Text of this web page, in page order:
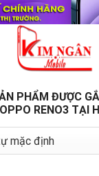
PHẨM ĐƯỢC
RENO3 TẠI